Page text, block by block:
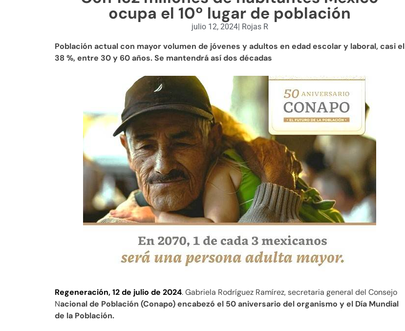
ocupa el 10º lugar de población
julio 12, 2024| Rojas R
Población actual con mayor volumen de jóvenes y adultos en edad escolar y laboral, casi el
38 %, entre 30 y 60 años. Se mantendrá así dos décadas
Regeneración, 12 de julio de 2024. Gabriela Rodríguez Ramírez, secretaria general del Consejo
Nacional de Población (Conapo) encabezó el 50 aniversario del organismo y el Día Mundial
de la Población.